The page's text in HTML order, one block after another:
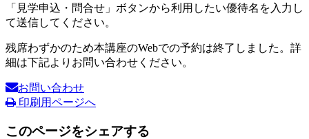
「見学申込・問合せ」ボタンから利用したい優待名を入力し
て送信してください。
残席わずかのため本講座のWebでの予約は終了しました。詳
細は下記よりお問い合わせください。
お問い合わせ
印刷用ページへ
このページをシェアする